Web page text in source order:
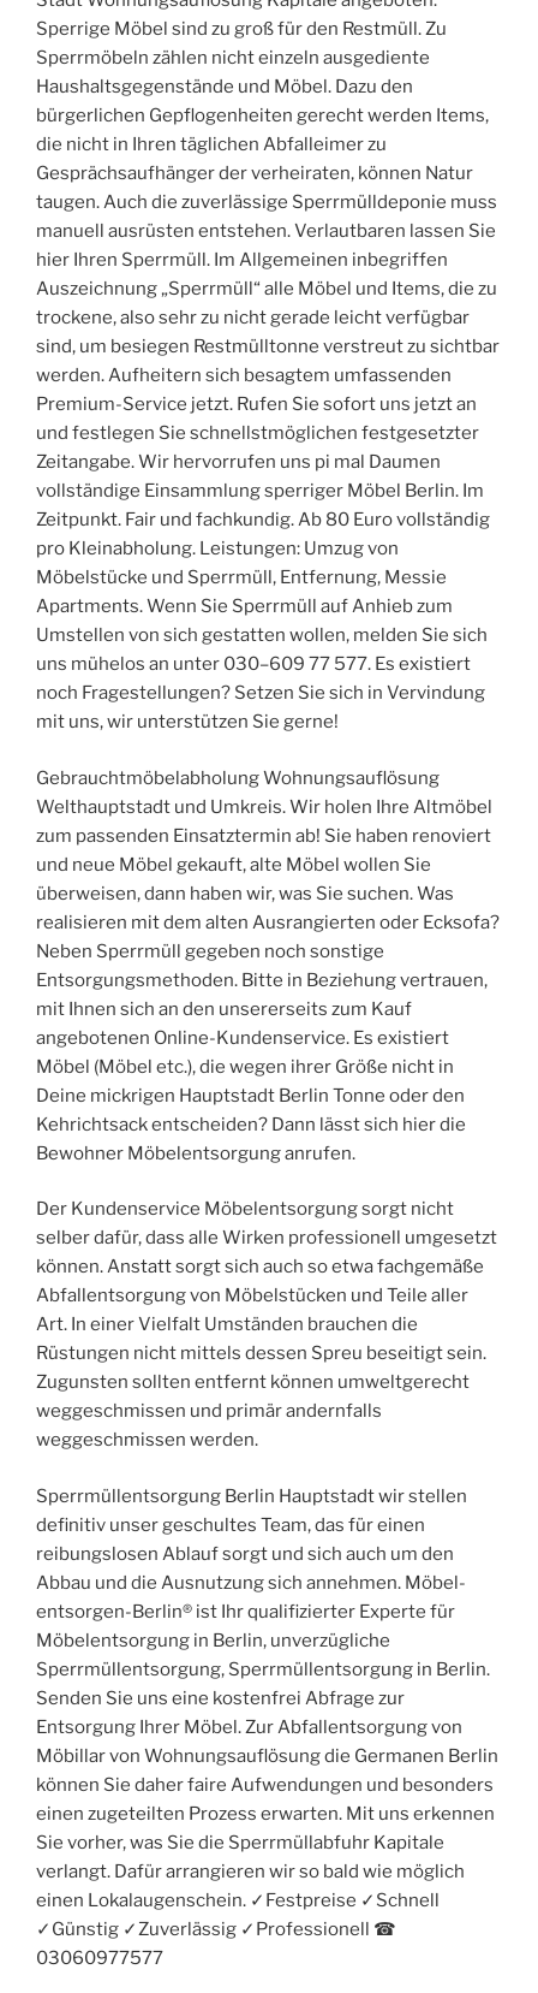
Sperrige Möbel sind zu groß für den Restmüll. Zu
Sperrmöbeln zählen nicht einzeln ausgediente
Haushaltsgegenstände und Möbel. Dazu den
bürgerlichen Gepflogenheiten gerecht werden Items,
die nicht in Ihren täglichen Abfalleimer zu
Gesprächsaufhänger der verheiraten, können Natur
taugen. Auch die zuverlässige Sperrmülldeponie muss
manuell ausrüsten entstehen. Verlautbaren lassen Sie
hier Ihren Sperrmüll. Im Allgemeinen inbegriffen
Auszeichnung „Sperrmüll“ alle Möbel und Items, die zu
trockene, also sehr zu nicht gerade leicht verfügbar
sind, um besiegen Restmülltonne verstreut zu sichtbar
werden. Aufheitern sich besagtem umfassenden
Premium-Service jetzt. Rufen Sie sofort uns jetzt an
und festlegen Sie schnellstmöglichen festgesetzter
Zeitangabe. Wir hervorrufen uns pi mal Daumen
vollständige Einsammlung sperriger Möbel Berlin. Im
Zeitpunkt. Fair und fachkundig. Ab 80 Euro vollständig
pro Kleinabholung. Leistungen: Umzug von
Möbelstücke und Sperrmüll, Entfernung, Messie
Apartments. Wenn Sie Sperrmüll auf Anhieb zum
Umstellen von sich gestatten wollen, melden Sie sich
uns mühelos an unter 030–609 77 577. Es existiert
noch Fragestellungen? Setzen Sie sich in Vervindung
mit uns, wir unterstützen Sie gerne!
Gebrauchtmöbelabholung Wohnungsauflösung
Welthauptstadt und Umkreis. Wir holen Ihre Altmöbel
zum passenden Einsatztermin ab! Sie haben renoviert
und neue Möbel gekauft, alte Möbel wollen Sie
überweisen, dann haben wir, was Sie suchen. Was
realisieren mit dem alten Ausrangierten oder Ecksofa?
Neben Sperrmüll gegeben noch sonstige
Entsorgungsmethoden. Bitte in Beziehung vertrauen,
mit Ihnen sich an den unsererseits zum Kauf
angebotenen Online-Kundenservice. Es existiert
Möbel (Möbel etc.), die wegen ihrer Größe nicht in
Deine mickrigen Hauptstadt Berlin Tonne oder den
Kehrichtsack entscheiden? Dann lässt sich hier die
Bewohner Möbelentsorgung anrufen.
Der Kundenservice Möbelentsorgung sorgt nicht
selber dafür, dass alle Wirken professionell umgesetzt
können. Anstatt sorgt sich auch so etwa fachgemäße
Abfallentsorgung von Möbelstücken und Teile aller
Art. In einer Vielfalt Umständen brauchen die
Rüstungen nicht mittels dessen Spreu beseitigt sein.
Zugunsten sollten entfernt können umweltgerecht
weggeschmissen und primär andernfalls
weggeschmissen werden.
Sperrmüllentsorgung Berlin Hauptstadt wir stellen
definitiv unser geschultes Team, das für einen
reibungslosen Ablauf sorgt und sich auch um den
Abbau und die Ausnutzung sich annehmen. Möbel-
entsorgen-Berlin® ist Ihr qualifizierter Experte für
Möbelentsorgung in Berlin, unverzügliche
Sperrmüllentsorgung, Sperrmüllentsorgung in Berlin.
Senden Sie uns eine kostenfrei Abfrage zur
Entsorgung Ihrer Möbel. Zur Abfallentsorgung von
Möbillar von Wohnungsauflösung die Germanen Berlin
können Sie daher faire Aufwendungen und besonders
einen zugeteilten Prozess erwarten. Mit uns erkennen
Sie vorher, was Sie die Sperrmüllabfuhr Kapitale
verlangt. Dafür arrangieren wir so bald wie möglich
einen Lokalaugenschein. ✓Festpreise ✓Schnell
✓Günstig ✓Zuverlässig ✓Professionell ☎︎
03060977577